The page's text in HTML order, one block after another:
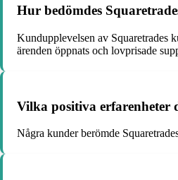
Hur bedömdes
Kundupplevelsen av Squaretrades
ärenden öppnats och lovprisade
Vilka positiva erfarenheter
Några kunder berömde